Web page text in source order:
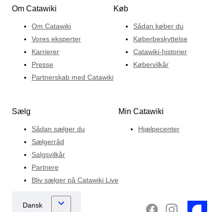
Om Catawiki
Om Catawiki
Vores eksperter
Karrierer
Presse
Partnerskab med Catawiki
Køb
Sådan køber du
Køberbeskyttelse
Catawiki-historier
Købervilkår
Sælg
Sådan sælger du
Sælgerråd
Salgsvilkår
Partnere
Bliv sælger på Catawiki Live
Min Catawiki
Hjælpecenter